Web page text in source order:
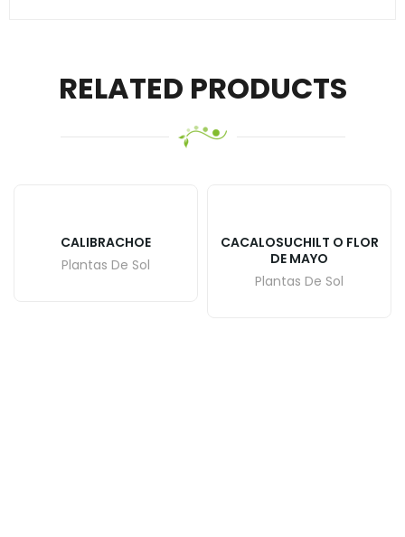
RELATED PRODUCTS
CALIBRACHOE
Plantas De Sol
CACALOSUCHILT O FLOR
DE MAYO
Plantas De Sol